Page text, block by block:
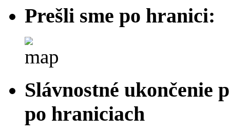
Prešli sme po hranici:
Slávnostné ukončenie
po hraniciach